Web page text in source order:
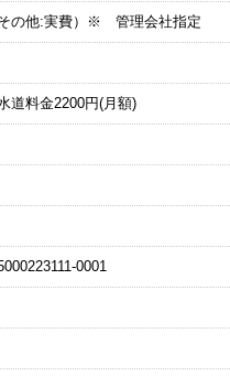
の他:実費）※ 管理会社指定
道料金2200円(月額)
0001